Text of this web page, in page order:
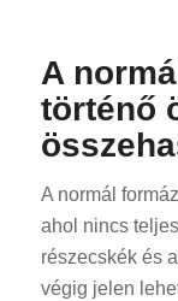
A
történő
A normál
ahol nincs
részecskék és
végig jelen